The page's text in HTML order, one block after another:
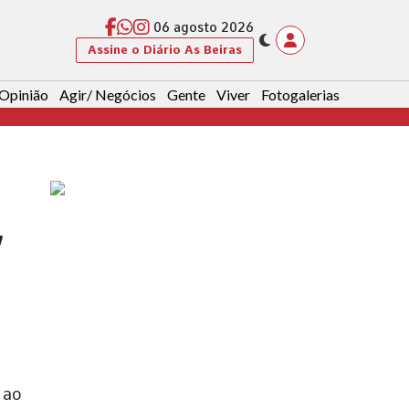
06 agosto 2026
Assine o Diário As Beiras
Agir/ Negócios Gente Viver Fotogalerias